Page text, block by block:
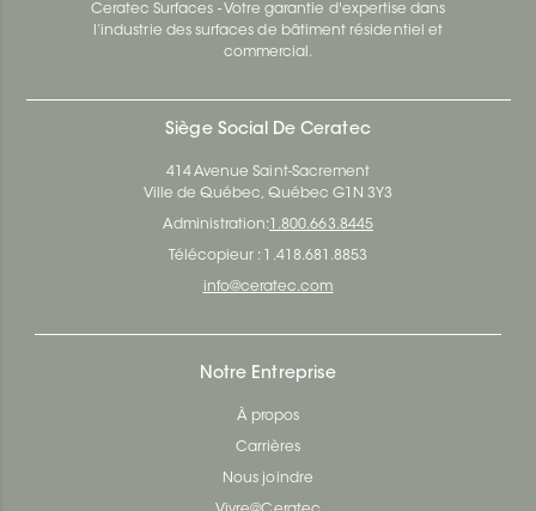
Ceratec Surfaces - Votre garantie d'expertise dans
l’industrie des surfaces de bâtiment résidentiel et
commercial.
Siège Social De Ceratec
414 Avenue Saint-Sacrement
Ville de Québec, Québec G1N 3Y3
Administration: 1.800.663.8445
Télécopieur : 1.418.681.8853
info@ceratec.com
Notre Entreprise
À propos
Carrières
Nous joindre